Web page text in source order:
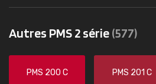
Autres PMS 2 série(577)
PMS 200 C PMS 201 C